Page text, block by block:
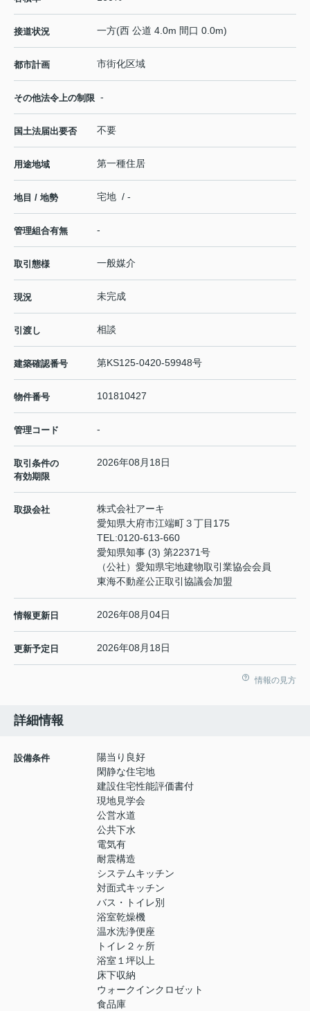
接道状況 一方(西 公道 4.0m 間口 0.0m)
都市計画 市街化区域
その他法令上の制限 -
国土法届出要否 不要
用途地域 第一種住居
地目 / 地勢 宅地 / -
管理組合有無 -
取引態様 一般媒介
現況 未完成
引渡し 相談
建築確認番号 第KS125-0420-59948号
物件番号 101810427
管理コード -
取引条件の
有効期限
2026年08月18日
取扱会社
株式会社アーキ
愛知県大府市江端町３丁目175
TEL:0120-613-660
愛知県知事 (3) 第22371号
（公社）愛知県宅地建物取引業協会会員
東海不動産公正取引協議会加盟
情報更新日 2026年08月04日
更新予定日 2026年08月18日
情報の見方
詳細情報
設備条件
陽当り良好
閑静な住宅地
建設住宅性能評価書付
現地見学会
公営水道
公共下水
電気有
耐震構造
システムキッチン
対面式キッチン
バス・トイレ別
浴室乾燥機
温水洗浄便座
トイレ２ヶ所
浴室１坪以上
床下収納
ウォークインクロゼット
食品庫